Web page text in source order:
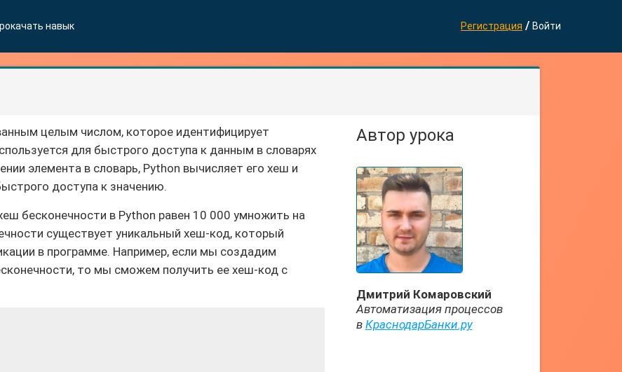
навык Регистрация / Войти
целым числом, которое идентифицирует
для быстрого доступа к данным в словарях
элемента в словарь, Python вычисляет его хеш и
доступа к значению.
бесконечности в Python равен 10 000 умножить на
существует уникальный хеш-код, который
в программе. Например, если мы создадим
то мы сможем получить ее хеш-код с
Автор урока
Дмитрий Комаровский
Автоматизация процессов
в КраснодарБанки.ру